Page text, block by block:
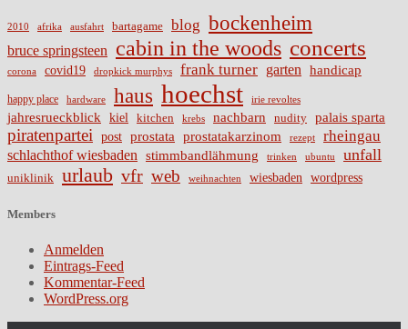
2010 afrika ausfahrt bartagame blog bockenheim
bruce springsteen cabin in the woods concerts
corona covid19 dropkick murphys frank turner garten handicap
happy place hardware haus hoechst irie revoltes
jahresrueckblick kiel kitchen krebs nachbarn nudity palais sparta
piratenpartei post prostata prostatakarzinom rezept rheingau
schlachthof wiesbaden stimmbandlähmung trinken ubuntu unfall
uniklinik urlaub vfr web weihnachten wiesbaden wordpress
Members
Anmelden
Eintrags-Feed
Kommentar-Feed
WordPress.org